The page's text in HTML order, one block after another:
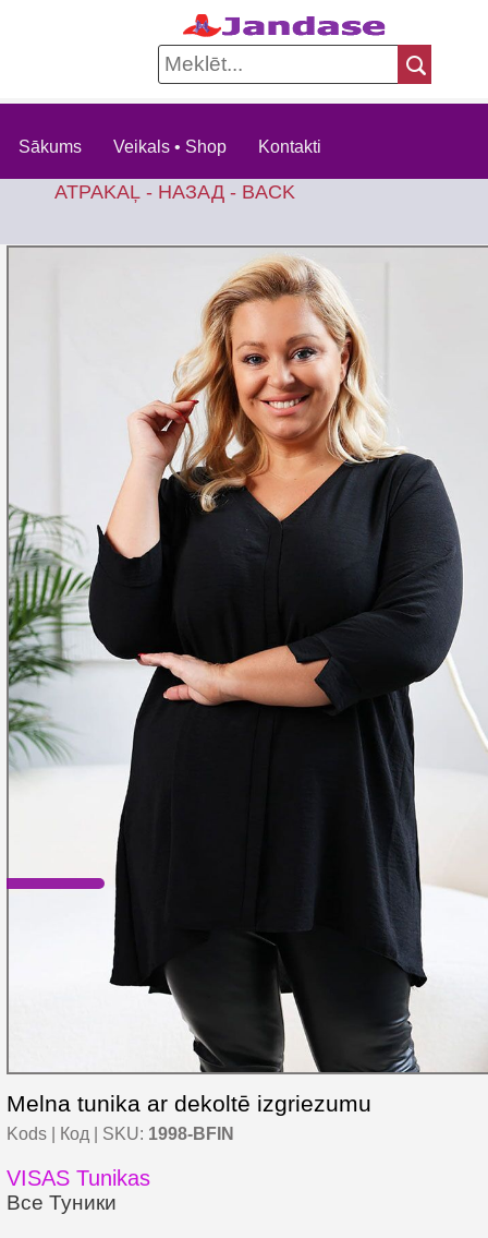
Sākums Veikals • Shop Kontakti
ATPAKAĻ - НАЗАД - BACK
Melna tunika ar dekoltē izgriezumu
Kods | Код | SKU: 1998-BFIN
VISAS Tunikas
Все Туники